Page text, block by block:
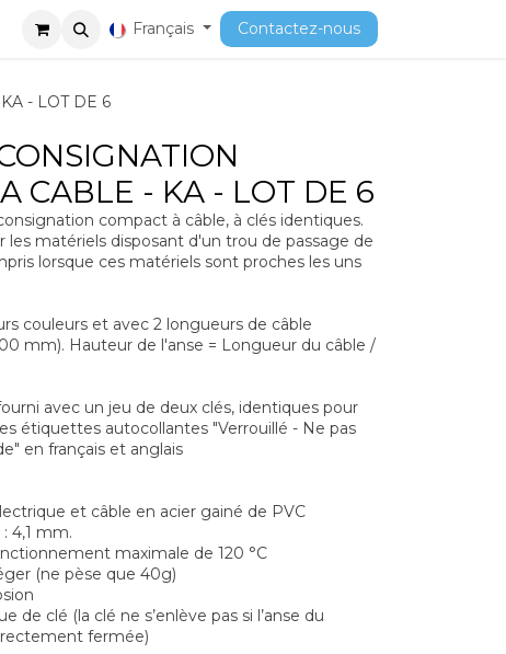
Cours Français Contactez-nous
- LOT DE 6
CABLE - KA - LOT DE 6
compact à câble, à clés identiques.
les matériels disposant d'un trou de passage de
lorsque ces matériels sont proches les uns
couleurs et avec 2 longueurs de câble
mm). Hauteur de l'anse = Longueur du câble /
avec un jeu de deux clés, identiques pour
étiquettes autocollantes "Verrouillé - Ne pas
en français et anglais
et câble en acier gainé de PVC
4,1 mm.
maximale de 120 °C
(ne pèse que 40g)
de clé (la clé ne s’enlève pas si l’anse du
fermée)